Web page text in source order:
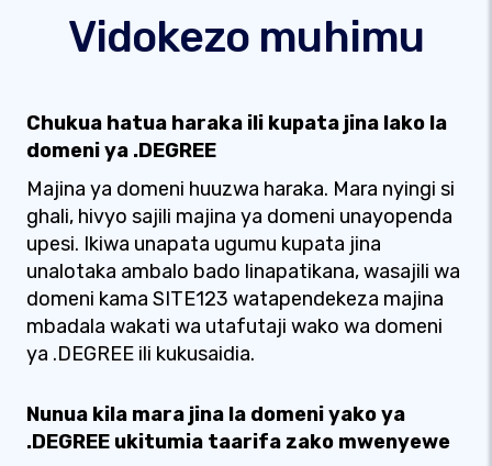
Vidokezo muhimu
Chukua hatua haraka ili kupata jina lako la
domeni ya .DEGREE
Majina ya domeni huuzwa haraka. Mara nyingi si
ghali, hivyo sajili majina ya domeni unayopenda
upesi. Ikiwa unapata ugumu kupata jina
unalotaka ambalo bado linapatikana, wasajili wa
domeni kama SITE123 watapendekeza majina
mbadala wakati wa utafutaji wako wa domeni
ya .DEGREE ili kukusaidia.
Nunua kila mara jina la domeni yako ya
.DEGREE ukitumia taarifa zako mwenyewe